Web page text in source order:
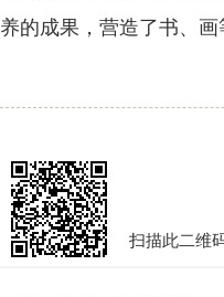
养的成果，营造了书、
扫描此二维